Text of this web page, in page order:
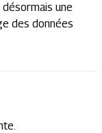
une
des données